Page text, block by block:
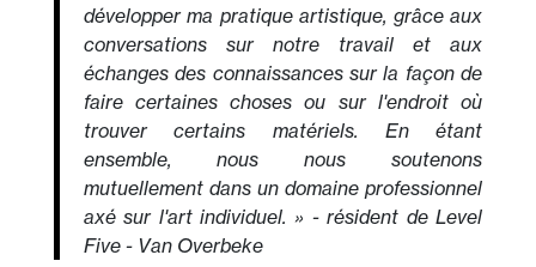
développer ma pratique artistique, grâce aux
conversations sur notre travail et aux
échanges des connaissances sur la façon de
faire certaines choses ou sur l'endroit où
trouver certains matériels. En étant
ensemble, nous nous soutenons
mutuellement dans un domaine professionnel
axé sur l'art individuel. » - résident de Level
Five - Van Overbeke